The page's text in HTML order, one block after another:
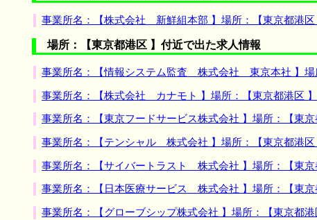
事業所名：【株式会社 新鮮組本部 】場所：【東京都港区
場所：【東京都港区 】付近で出た求人情報
事業所名：【情報システム監査 株式会社 東京本社 】場
事業所名：【株式会社 カナモト 】場所：【東京都港区
事業所名：【東京フードサービス株式会社 】場所：【東
事業所名：【テンシャル 株式会社 】場所：【東京都港区
事業所名：【サイバートラスト 株式会社 】場所：【東京
事業所名：【日本医療サービス 株式会社 】場所：【東京
事業所名：【グローブシップ株式会社 】場所：【東京都港